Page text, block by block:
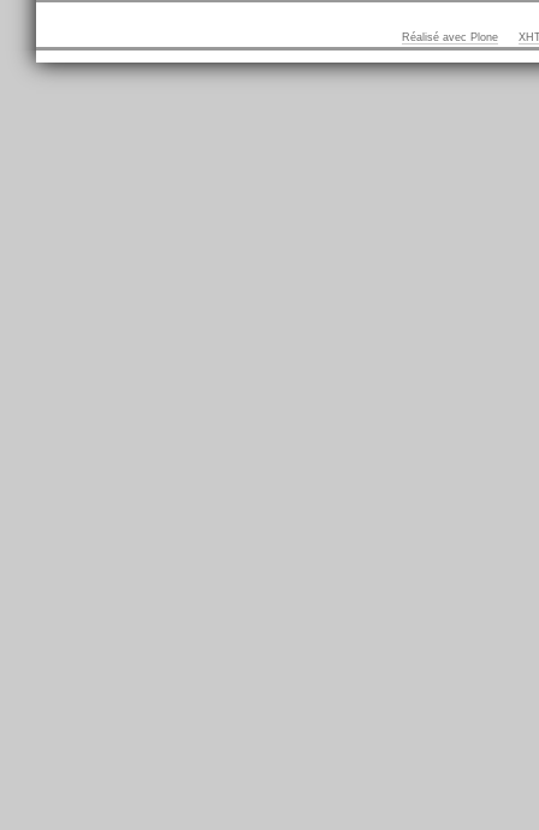
Réalisé avec Plone